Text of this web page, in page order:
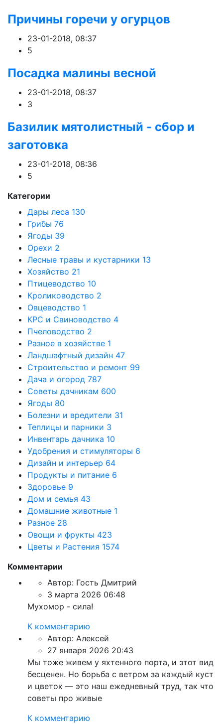
Причины горечи у огурцов
23-01-2018, 08:37
5
Посадка малины весной
23-01-2018, 08:37
3
Базилик мятолистный - сбор и
заготовка
23-01-2018, 08:36
5
Категории
Дары леса 130
Грибы 76
Ягоды 39
Орехи 2
Лесные травы и кустарники 13
Хозяйство 21
Птицеводство 10
Кролиководство 2
Овцеводство 1
КРС и Свиноводство 4
Пчеловодство 2
Разное в хозяйстве 1
Ландшафтный дизайн 47
Строительство и ремонт 99
Дача и огород 787
Советы дачникам 600
Ягоды 80
Болезни и вредители 31
Теплицы и парники 3
Инвентарь дачника 10
Удобрения и стимуляторы 6
Дизайн и интерьер 64
Продукты и питание 6
Здоровье 9
Дом и семья 43
Домашние животные 1
Разное 28
Овощи и фрукты 423
Цветы и Растения 1574
Комментарии
Автор: Гость Дмитрий
3 марта 2026 06:48
Мухомор - сила!
К комментарию
Автор: Алексей
27 января 2026 20:43
Мы тоже живем у яхтенного порта, и этот вид
бесценен. Но борьба с ветром за каждый куст
и цветок — это наш ежедневный труд, так что
советы про живые
К комментарию